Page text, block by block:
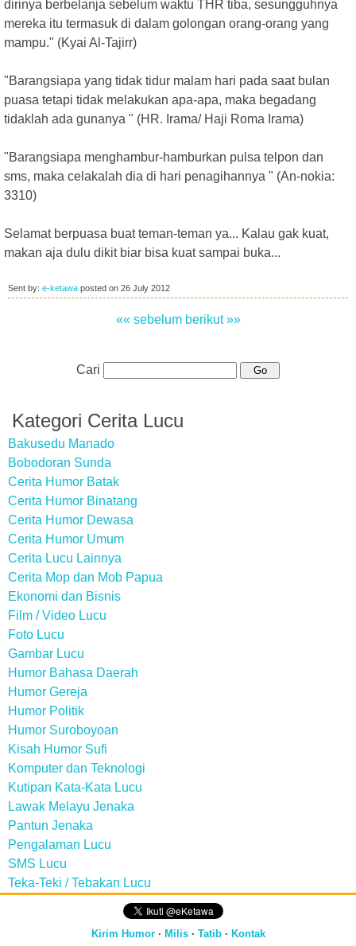
dirinya berbelanja sebelum waktu THR tiba, sesungguhnya
mereka itu termasuk di dalam golongan orang-orang yang
mampu." (Kyai Al-Tajirr)
"Barangsiapa yang tidak tidur malam hari pada saat bulan
puasa tetapi tidak melakukan apa-apa, maka begadang
tidaklah ada gunanya " (HR. Irama/ Haji Roma Irama)
"Barangsiapa menghambur-hamburkan pulsa telpon dan
sms, maka celakalah dia di hari penagihannya " (An-nokia:
3310)
Selamat berpuasa buat teman-teman ya... Kalau gak kuat,
makan aja dulu dikit biar bisa kuat sampai buka...
Sent by: e-ketawa posted on 26 July 2012
«« sebelum berikut »»
Cari
Kategori Cerita Lucu
Bakusedu Manado
Bobodoran Sunda
Cerita Humor Batak
Cerita Humor Binatang
Cerita Humor Dewasa
Cerita Humor Umum
Cerita Lucu Lainnya
Cerita Mop dan Mob Papua
Ekonomi dan Bisnis
Film / Video Lucu
Foto Lucu
Gambar Lucu
Humor Bahasa Daerah
Humor Gereja
Humor Politik
Humor Suroboyoan
Kisah Humor Sufi
Komputer dan Teknologi
Kutipan Kata-Kata Lucu
Lawak Melayu Jenaka
Pantun Jenaka
Pengalaman Lucu
SMS Lucu
Teka-Teki / Tebakan Lucu
Kirim Humor· Milis· Tatib· Kontak